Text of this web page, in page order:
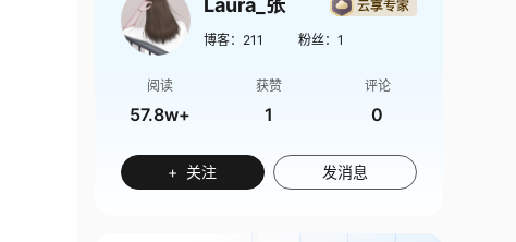
Laura_张
博客： 211 粉丝： 1
阅读
57.8w+
获赞
1
评论
0
+ 关注 发消息